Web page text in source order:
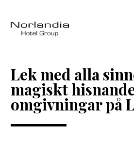
Lek med alla
magiskt
omgivningar på